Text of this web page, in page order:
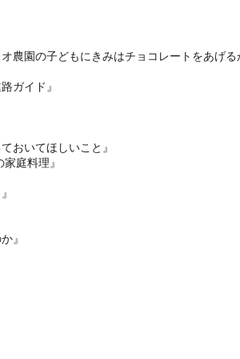
農園の子どもにきみはチョコレートをあげる
ガイド』
おいてほしいこと』
庭料理』
』